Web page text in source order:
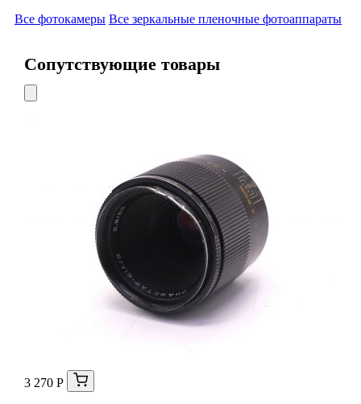
Все фотокамеры Все зеркальные пленочные фотоаппараты
Сопутствующие товары
3 270 Р